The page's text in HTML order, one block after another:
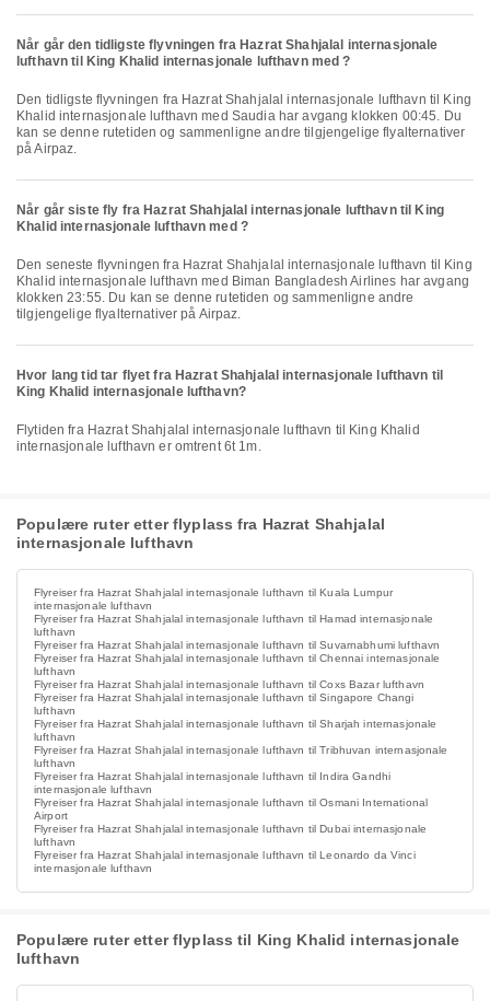
Når går den tidligste flyvningen fra Hazrat Shahjalal internasjonale
lufthavn til King Khalid internasjonale lufthavn med ?
Den tidligste flyvningen fra Hazrat Shahjalal internasjonale lufthavn til King
Khalid internasjonale lufthavn med Saudia har avgang klokken 00:45. Du
kan se denne rutetiden og sammenligne andre tilgjengelige flyalternativer
på Airpaz.
Når går siste fly fra Hazrat Shahjalal internasjonale lufthavn til King
Khalid internasjonale lufthavn med ?
Den seneste flyvningen fra Hazrat Shahjalal internasjonale lufthavn til King
Khalid internasjonale lufthavn med Biman Bangladesh Airlines har avgang
klokken 23:55. Du kan se denne rutetiden og sammenligne andre
tilgjengelige flyalternativer på Airpaz.
Hvor lang tid tar flyet fra Hazrat Shahjalal internasjonale lufthavn til
King Khalid internasjonale lufthavn?
Flytiden fra Hazrat Shahjalal internasjonale lufthavn til King Khalid
internasjonale lufthavn er omtrent 6t 1m.
Populære ruter etter flyplass fra Hazrat Shahjalal
internasjonale lufthavn
Flyreiser fra Hazrat Shahjalal internasjonale lufthavn til Kuala Lumpur
internasjonale lufthavn
Flyreiser fra Hazrat Shahjalal internasjonale lufthavn til Hamad internasjonale
lufthavn
Flyreiser fra Hazrat Shahjalal internasjonale lufthavn til Suvarnabhumi lufthavn
Flyreiser fra Hazrat Shahjalal internasjonale lufthavn til Chennai internasjonale
lufthavn
Flyreiser fra Hazrat Shahjalal internasjonale lufthavn til Coxs Bazar lufthavn
Flyreiser fra Hazrat Shahjalal internasjonale lufthavn til Singapore Changi
lufthavn
Flyreiser fra Hazrat Shahjalal internasjonale lufthavn til Sharjah internasjonale
lufthavn
Flyreiser fra Hazrat Shahjalal internasjonale lufthavn til Tribhuvan internasjonale
lufthavn
Flyreiser fra Hazrat Shahjalal internasjonale lufthavn til Indira Gandhi
internasjonale lufthavn
Flyreiser fra Hazrat Shahjalal internasjonale lufthavn til Osmani International
Airport
Flyreiser fra Hazrat Shahjalal internasjonale lufthavn til Dubai internasjonale
lufthavn
Flyreiser fra Hazrat Shahjalal internasjonale lufthavn til Leonardo da Vinci
internasjonale lufthavn
Populære ruter etter flyplass til King Khalid internasjonale
lufthavn